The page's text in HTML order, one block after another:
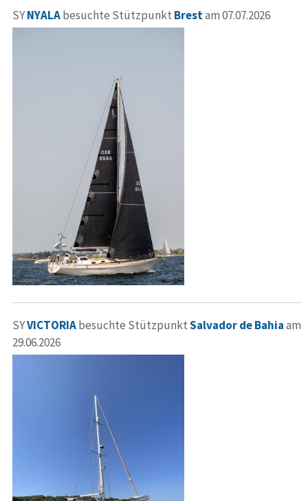
SYNYALAbesuchte Stützpunkt Brestam 07.07.2026
SYVICTORIAbesuchte StützpunktSalvador de Bahiaam
29.06.2026